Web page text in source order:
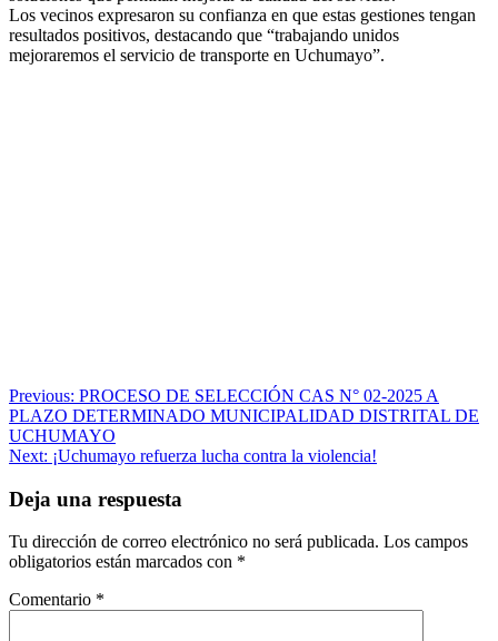
Los vecinos expresaron su confianza en que estas gestiones tengan
resultados positivos, destacando que “trabajando unidos
mejoraremos el servicio de transporte en Uchumayo”.
Navegación
de
entradas
Previous: PROCESO DE SELECCIÓN CAS N° 02-2025 A
PLAZO DETERMINADO MUNICIPALIDAD DISTRITAL DE
UCHUMAYO
Next: ¡Uchumayo refuerza lucha contra la violencia!
Deja una respuesta
Tu dirección de correo electrónico no será publicada. Los campos
obligatorios están marcados con *
Comentario *